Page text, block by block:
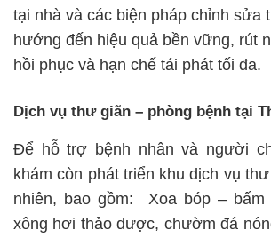
tại nhà và các biện pháp chỉnh sửa
hướng đến hiệu quả bền vững, rút
hồi phục và hạn chế tái phát tối đa.
Dịch vụ thư giãn – phòng bệnh tại
Để hỗ trợ bệnh nhân và người
khám còn phát triển khu dịch vụ
nhiên, bao gồm: Xoa bóp –
xông hơi thảo dược, chườmđá